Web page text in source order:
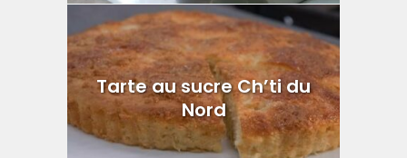
Tarte au sucre Ch’ti du
Nord